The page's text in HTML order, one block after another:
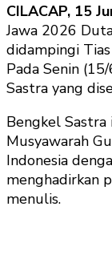
CILACAP, 15
Jawa 2026
didampingi
Pada Senin
Sastra yang
Bengkel Sastra
Musyawarah
Indonesia
menghadirkan
menulis.